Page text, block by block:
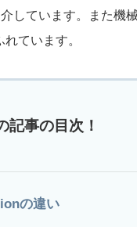
しています。また機
ています。
記事の目次！
の違い